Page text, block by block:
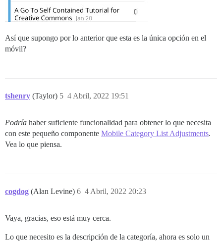
Así que supongo por lo anterior que esta es la única opción en el
móvil?
tshenry (Taylor) 4 Abril, 2022 19:51
5
Podría haber suficiente funcionalidad para obtener lo que necesita
con este pequeño componente Mobile Category List Adjustments.
Vea lo que piensa.
cogdog (Alan Levine) 4 Abril, 2022 20:23
6
Vaya, gracias, eso está muy cerca.
Lo que necesito es la descripción de la categoría, ahora es solo un